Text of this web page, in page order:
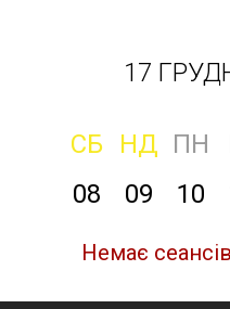
17
СБ НД ПН
08
09 10
Немає